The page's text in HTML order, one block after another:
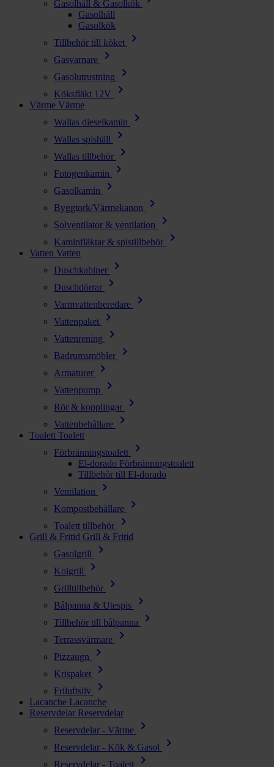
Gasolhäll & Gasolkök
Gasolhäll
Gasolkök
Tillbehör till köket
chevron_right
Gasvarnare chevron_right
Gasolutrustning chevron_right
Köksfläkt 12V chevron_right
Värme Värme
Wallas dieselkamin
chevron_right
Wallas spishäll chevron_right
Wallas tillbehör chevron_right
Fotogenkamin chevron_right
Gasolkamin chevron_right
Byggtork/Värmekanon chevron_right
Solventilator & ventilation chevron_right
Kaminfläktar & spistillbehör chevron_right
Vatten Vatten
Duschkabiner
chevron_right
Duschdörrar chevron_right
Varmvattenberedare chevron_right
Vattenpaket chevron_right
Vattenrening chevron_right
Badrumsmöbler chevron_right
Armaturer chevron_right
Vattenpump chevron_right
Rör & kopplingar chevron_right
Vattenbehållare chevron_right
Toalett Toalett
Förbränningstoalett
chevron_right
El-dorado Förbränningstoalett
Tillbehör till El-dorado
Ventilation
chevron_right
Kompostbehållare chevron_right
Toalett tillbehör chevron_right
Grill & Fritid Grill & Fritid
Gasolgrill
chevron_right
Kolgrill chevron_right
Grilltillbehör chevron_right
Bålpanna & Utespis chevron_right
Tillbehör till bålpanna chevron_right
Terrassvärmare chevron_right
Pizzaugn chevron_right
Krispaket chevron_right
Friluftsliv chevron_right
Lacanche Lacanche
Reservdelar Reservdelar
Reservdelar - Värme
chevron_right
Reservdelar - Kök & Gasol chevron_right
Reservdelar - Toalett chevron_right